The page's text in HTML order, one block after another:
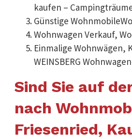
kaufen –
Günstige
Wohnwagen Verkauf,
Einmalige Wohnwägen,
WEINSBERG Wohnwagen
Sind Sie auf
nach
Friesenried,